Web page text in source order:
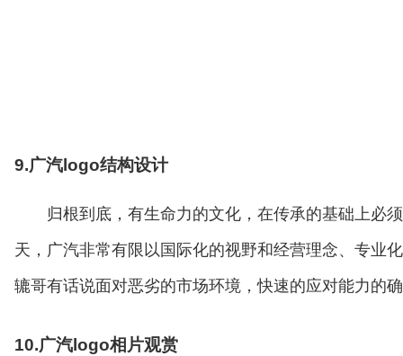
9.广汽logo结构设计
归根到底，有生命力的文化，在传承的基础上必
天，广汽非常有限以国际化的视野和经营理念、专业
辘哥有话说面对恶劣的市场环境，快速的应对能力的
10.广汽logo相片观赏